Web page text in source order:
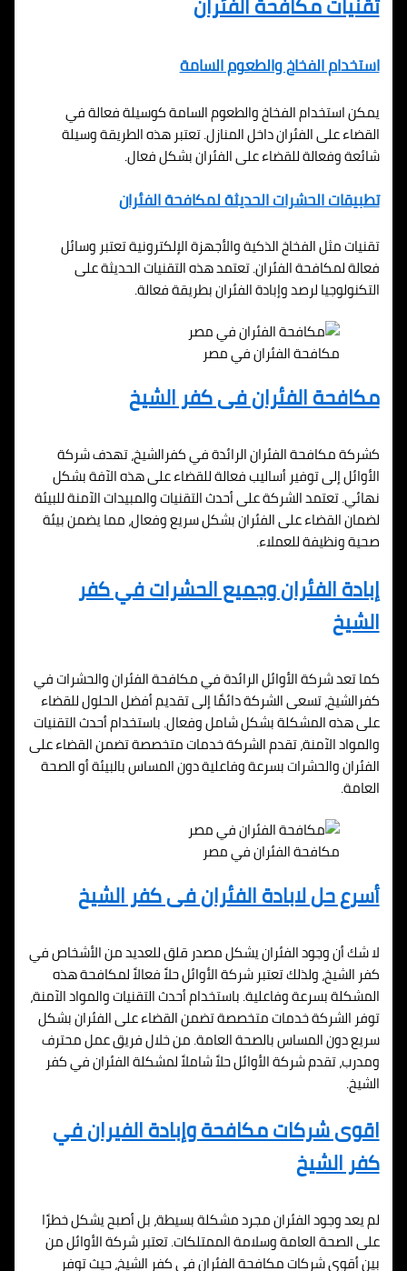
استخدام الفخاخ والطعوم السامة
يمكن استخدام الفخاخ والطعوم السامة كوسيلة فعالة في
القضاء على الفئران داخل المنازل. تعتبر هذه الطريقة وسيلة
شائعة وفعالة للقضاء على الفئران بشكل فعال.
تطبيقات الحشرات الحديثة لمكافحة الفئران
تقنيات مثل الفخاخ الذكية والأجهزة الإلكترونية تعتبر وسائل
فعالة لمكافحة الفئران. تعتمد هذه التقنيات الحديثة على
التكنولوجيا لرصد وإبادة الفئران بطريقة فعالة.
مكافحة الفئران في مصر
مكافحة الفئران فى كفر الشيخ
كشركة مكافحة الفئران الرائدة في كفرالشيخ، تهدف شركة
الأوائل إلى توفير أساليب فعالة للقضاء على هذه الآفة بشكل
نهائي. تعتمد الشركة على أحدث التقنيات والمبيدات الآمنة للبيئة
لضمان القضاء على الفئران بشكل سريع وفعال، مما يضمن بيئة
صحية ونظيفة للعملاء.
إبادة الفئران وجميع الحشرات في كفر
الشيخ
كما تعد شركة الأوائل الرائدة في مكافحة الفئران والحشرات في
كفرالشيخ، تسعى الشركة دائمًا إلى تقديم أفضل الحلول للقضاء
على هذه المشكلة بشكل شامل وفعال. باستخدام أحدث التقنيات
والمواد الآمنة، تقدم الشركة خدمات متخصصة تضمن القضاء على
الفئران والحشرات بسرعة وفاعلية دون المساس بالبيئة أو الصحة
العامة.
مكافحة الفئران في مصر
أسرع حل لابادة الفئران فى كفر الشيخ
لا شك أن وجود الفئران يشكل مصدر قلق للعديد من الأشخاص في
كفر الشيخ، ولذلك تعتبر شركة الأوائل حلاً فعالاً لمكافحة هذه
المشكلة بسرعة وفاعلية. باستخدام أحدث التقنيات والمواد الآمنة،
توفر الشركة خدمات متخصصة تضمن القضاء على الفئران بشكل
سريع دون المساس بالصحة العامة. من خلال فريق عمل محترف
ومدرب، تقدم شركة الأوائل حلاً شاملاً لمشكلة الفئران في كفر
الشيخ.
اقوى شركات مكافحة وإبادة الفيران في
كفر الشيخ
لم يعد وجود الفئران مجرد مشكلة بسيطة، بل أصبح يشكل خطرًا
على الصحة العامة وسلامة الممتلكات. تعتبر شركة الأوائل من
بين أقوى شركات مكافحة الفئران في كفر الشيخ، حيث توفر